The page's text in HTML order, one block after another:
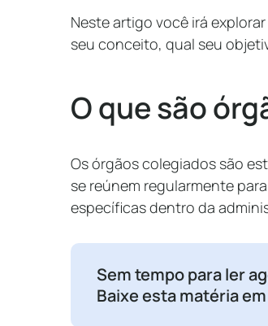
Neste artigo você irá
seu conceito, qual seu
O que são
Os órgãos colegiados são
se reúnem regularmente
específicas dentro da
Sem tempo para ler
Baixe esta matéria em